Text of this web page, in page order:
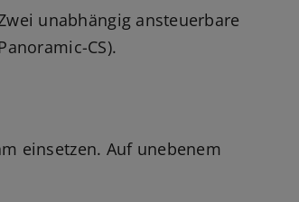
unabhängig ansteuerbare
CS).
einsetzen. Auf unebenem